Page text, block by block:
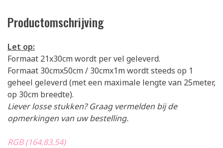
Productomschrijving
Let op:
Formaat 21x30cm wordt per vel geleverd.
Formaat 30cmx50cm / 30cmx1m wordt steeds op 1
geheel geleverd (met een maximale lengte van 25meter,
op 30cm breedte).
Liever losse stukken? Graag vermelden bij de
opmerkingen van uw bestelling.
RGB (164,83,54)